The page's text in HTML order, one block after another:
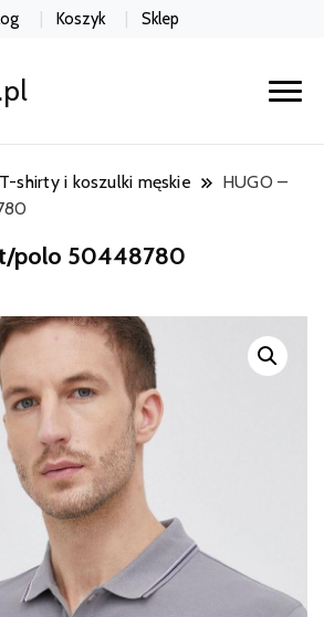
Koszyk Sklep
T-shirty i koszulki męskie
HUGO –
polo 50448780